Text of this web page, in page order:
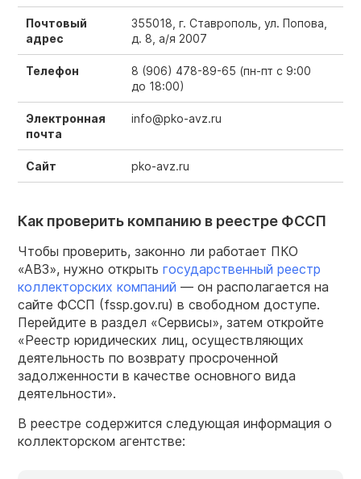
Почтовый
адрес
355018, г. Ставрополь, ул. Попова,
д. 8, а/я 2007
Телефон 8 (906) 478-89-65 (пн-пт с 9:00
до 18:00)
Электронная
почта
info@pko-avz.ru
Сайт pko-avz.ru
Как проверить компанию в реестре ФССП
Чтобы проверить, законно ли работает ПКО
«АВЗ», нужно открыть государственный реестр
коллекторских компаний — он располагается на
сайте ФССП (fssp.gov.ru) в свободном доступе.
Перейдите в раздел «Сервисы», затем откройте
«Реестр юридических лиц, осуществляющих
деятельность по возврату просроченной
задолженности в качестве основного вида
деятельности».
В реестре содержится следующая информация о
коллекторском агентстве: